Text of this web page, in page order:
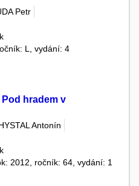
Petr
L, vydání: 4
Pod hradem v
Antonín
2012, ročník: 64, vydání: 1